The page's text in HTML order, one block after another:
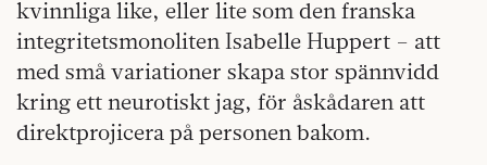
kvinnliga like, eller lite som den franska
integritetsmonoliten Isabelle Huppert – att
med små variationer skapa stor spännvidd
kring ett neurotiskt jag, för åskådaren att
direktprojicera på personen bakom.